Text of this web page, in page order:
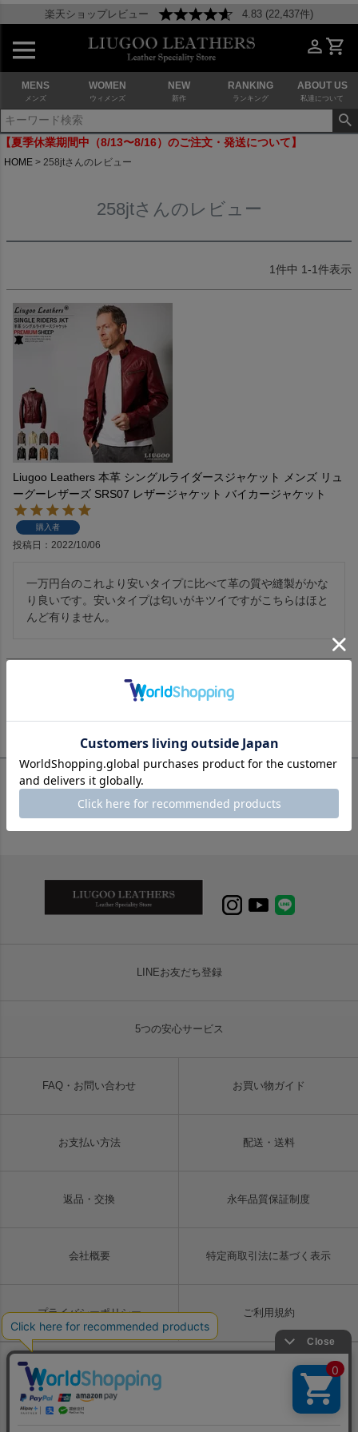
楽天ショップレビュー 4.83 (22,437件)
MENS
メンズ
WOMEN
ウィメンズ
NEW
新作
RANKING
ランキング
ABOUT US
私達について
【夏季休業期間中（8/13〜8/16）のご注文・発送について】
HOME 258jtさんのレビュー
258jtさんのレビュー
1件中 1-1件表示
Liugoo Leathers 本革 シングルライダースジャケット メンズ リュ
ーグーレザーズ SRS07 レザージャケット バイカージャケット
購入者
投稿日 2022/10/06
一万円台のこれより安いタイプに比べて革の質や縫製がかな
り良いです。安いタイプは匂いがキツイですがこちらはほと
んど有りません。
【夏季休業期間中(8/13〜8/16)のご注文・発送について】
LINEお友だち登録
5つの安心サービス
FAQ・お問い合わせ お買い物ガイド
お支払い方法 配送・送料
返品・交換 永年品質保証制度
会社概要 特定商取引法に基づく表示
プライバシーポリシー ご利用規約
Copyright © LIUGOO Co., Ltd. All rights reserved.